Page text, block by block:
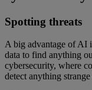
Spotting threats
A big advantage of AI
data to find anything
cybersecurity, where
detect anything